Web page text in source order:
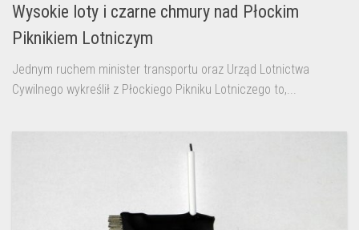
Wysokie loty i czarne chmury nad Płockim
Piknikiem Lotniczym
Jednym ruchem minister transportu oraz Urząd Lotnictwa
Cywilnego wykreślił z Płockiego Pikniku Lotniczego to,...